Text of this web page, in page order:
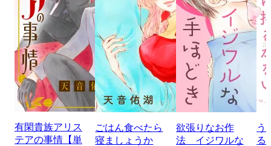
有閑貴族アリス
テアの事情【単
ごはん食べたら
寝ましょうか
欲張りなお作
法 イジワルな
う
る